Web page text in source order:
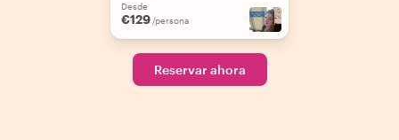
Desde
€129 /persona
Reservar ahora